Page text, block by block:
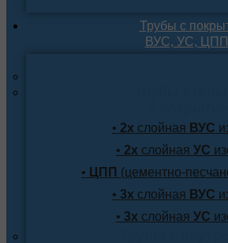
Трубы с
ВУС, УС, ЦПП
• 2х слойная ВУС
• 2х слойная УС
• ЦПП (цементно-
• 3х слойная ВУС
• 3х слойная УС